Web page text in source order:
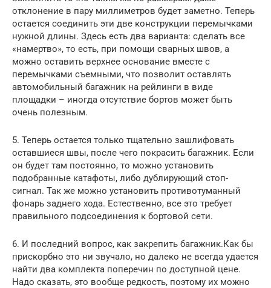
отклонение в пару миллиметров будет заметно. Теперь
остается соединить эти две конструкции перемычками
нужной длины. Здесь есть два варианта: сделать все
«намертво», то есть, при помощи сварных швов, а
можно оставить верхнее основание вместе с
перемычками съемными, что позволит оставлять
автомобильный багажник на рейлинги в виде
площадки – иногда отсутствие бортов может быть
очень полезным.
5. Теперь остается только тщательно зашлифовать
оставшиеся швы, после чего покрасить багажник. Если
он будет там постоянно, то можно установить
подобранные катафоты, либо дублирующий стоп-
сигнал. Так же можно установить противотуманный
фонарь заднего хода. Естественно, все это требует
правильного подсоединения к бортовой сети.
6. И последний вопрос, как закрепить багажник.Как бы
прискорбно это ни звучало, но далеко не всегда удается
найти два комплекта поперечин по доступной цене.
Надо сказать, это вообще редкость, поэтому их можно